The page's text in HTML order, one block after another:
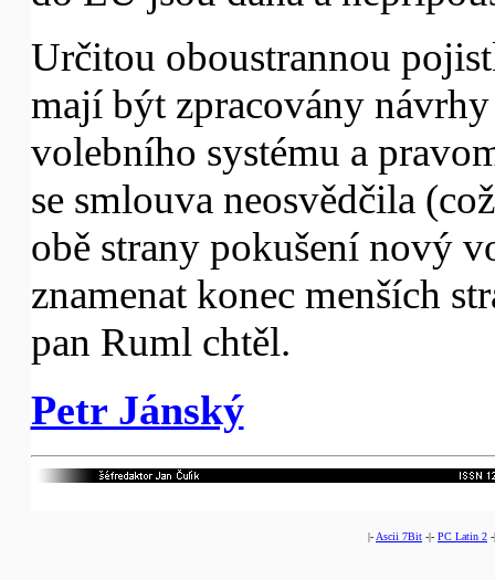
Určitou oboustrannou
mají být zpracovány
volebního systému a
se smlouva neosvědčila
obě strany pokušení nový
znamenat konec menších
pan Ruml chtěl.
Petr Jánský
|- Ascii 7Bit -|- PC Latin 2